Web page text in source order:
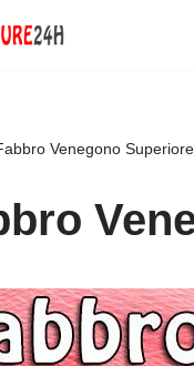
Venegono Superiore